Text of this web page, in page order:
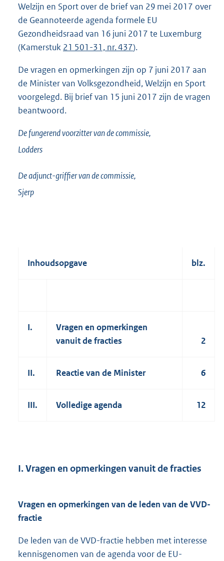
Welzijn en Sport over de brief van 29 mei 2017 over
de Geannoteerde agenda formele EU
Gezondheidsraad van 16 juni 2017 te Luxemburg
(Kamerstuk 21 501-31, nr. 437).
De vragen en opmerkingen zijn op 7 juni 2017 aan
de Minister van Volksgezondheid, Welzijn en Sport
voorgelegd. Bij brief van 15 juni 2017 zijn de vragen
beantwoord.
De fungerend voorzitter van de commissie,
Lodders
De adjunct-griffier van de commissie,
Sjerp
Inhoudsopgave blz.
I.
Vragen en opmerkingen
vanuit de fracties
2
II. Reactie van de Minister 6
III. Volledige agenda 12
I. Vragen en opmerkingen vanuit de fracties
Vragen en opmerkingen van de leden van de VVD-
fractie
De leden van de VVD-fractie hebben met interesse
kennisgenomen van de agenda voor de EU-